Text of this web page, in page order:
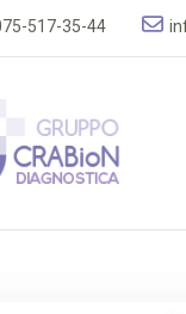
517-35-44